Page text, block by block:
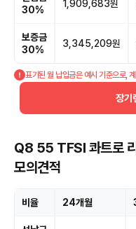
30%
1,909,683원
보증금
30%
3,345,209원
표기된 월 납입금은 예시 기준으로,
장기
Q8 55 TFSI 콰트로
모의견적
비율 24개월